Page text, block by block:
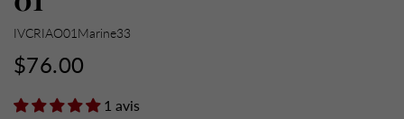
IVCRIAO01Marine33
$76.00
1 avis